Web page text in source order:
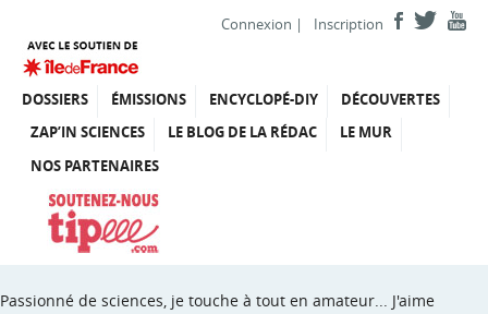
Connexion | Inscription
DOSSIERS ÉMISSIONS ENCYCLOPÉ-DIY
DÉCOUVERTES
ZAP’IN SCIENCES
LE BLOG DE LA RÉDAC
LE MUR
NOS PARTENAIRES
Passionné de sciences, je touche à tout en amateur... J'aime